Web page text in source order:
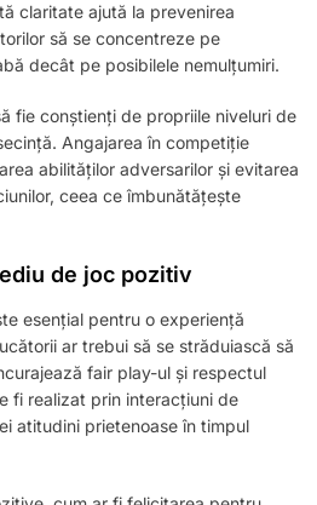
claritate ajută la prevenirea
să se concentreze pe
decât pe posibilele nemulțumiri.
fie conștienți de propriile niveluri de
Angajarea în competiție
abilităților adversarilor și evitarea
ceea ce îmbunătățește
de joc pozitiv
esențial pentru o experiență
ar trebui să se străduiască să
fair play-ul și respectul
fi realizat prin interacțiuni de
atitudini prietenoase în timpul